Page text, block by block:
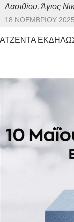
Λασιθίου, Άγιος
18 ΝΟΕΜΒΡΊΟΥ 2025
ΑΤΖΕΝΤΑ